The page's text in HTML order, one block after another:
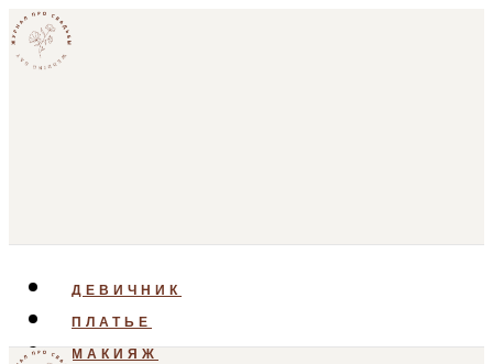
ДЕВИЧНИК
ПЛАТЬЕ
МАКИЯЖ